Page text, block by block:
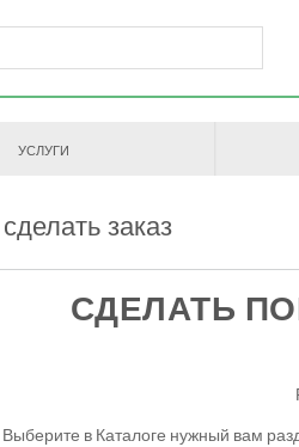
УСЛУГИ
заказ
СДЕЛАТЬ
Выберите в Каталоге нужный вам